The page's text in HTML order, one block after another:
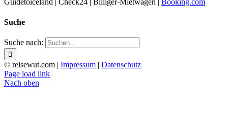
Guidetoiceland | Check24 | Billiger-Mietwagen | Booking.com
Suche
Suche nach:
© reisewut.com | Impressum | Datenschutz
Page load link
Nach oben